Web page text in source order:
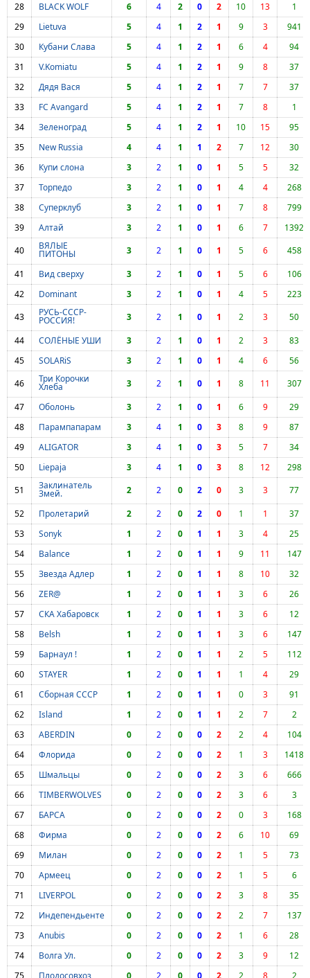
28
BLACK WOLF 6 4 2 0 2 10 13
1
29
Lietuva 5 4 1 2 1 9 3
941
30
Кубани Слава 5 4 1 2 1 6 4
94
31
V.Komiatu 5 4 1 2 1 9 8
37
32
Дядя Вася 5 4 1 2 1 7 7
37
33
FC Avangard 5 4 1 2 1 7 8
1
34
Зеленоград 5 4 1 2 1 10 15
95
35
New Russia 4 4 1 1 2 7 12
30
36
Купи слона 3 2 1 0 1 5 5
32
37
Торпедо 3 2 1 0 1 4 4
268
38
Суперклуб 3 2 1 0 1 7 8
799
39
Алтай 3 2 1 0 1 6 7
1392
40
ВЯЛЫЕ
ПИТОНЫ 3 2 1 0 1 5 6
458
41
Вид сверху 3 2 1 0 1 5 6
106
42
Dominant 3 2 1 0 1 4 5
223
43
РУСЬ-СССР-
РОССИЯ! 3 2 1 0 1 2 3
50
44
СОЛЁНЫЕ УШИ 3 2 1 0 1 2 3
83
45
SOLARiS 3 2 1 0 1 4 6
56
46
Три Корочки
Хлеба 3 2 1 0 1 8 11
307
47
Оболонь 3 2 1 0 1 6 9
29
48
Парампапарам 3 4 1 0 3 8 9
87
49
ALIGATOR 3 4 1 0 3 5 7
34
50
Liepaja 3 4 1 0 3 8 12
298
51
Заклинатель
Змей. 2 2 0 2 0 3 3
77
52
Пролетарий 2 2 0 2 0 1 1
37
53
Sonyk 1 2 0 1 1 3 4
25
54
Balance 1 2 0 1 1 9 11
147
55
Звезда Адлер 1 2 0 1 1 8 10
32
56
ZER@ 1 2 0 1 1 3 6
26
57
СКА Хабаровск 1 2 0 1 1 3 6
12
58
Belsh 1 2 0 1 1 3 6
147
59
Барнаул ! 1 2 0 1 1 2 5
112
60
STAYER 1 2 0 1 1 1 4
29
61
Сборная СССР 1 2 0 1 1 0 3
91
62
Island 1 2 0 1 1 2 7
2
63
ABERDIN 0 2 0 0 2 2 4
104
64
Флорида 0 2 0 0 2 1 3
1418
65
Шмальцы 0 2 0 0 2 3 6
666
66
TIMBERWOLVES 0 2 0 0 2 3 6
3
67
БАРСА 0 2 0 0 2 0 3
168
68
Фирма 0 2 0 0 2 6 10
69
69
Милан 0 2 0 0 2 1 5
73
70
Армеец 0 2 0 0 2 1 5
6
71
LIVERPOL 0 2 0 0 2 3 8
35
72
Индепендьенте 0 2 0 0 2 2 7
137
73
Anubis 0 2 0 0 2 1 6
28
74
Волга Ул. 0 2 0 0 2 3 9
12
75
Плодосовхоз 0 2 0 0 2 2 8 2